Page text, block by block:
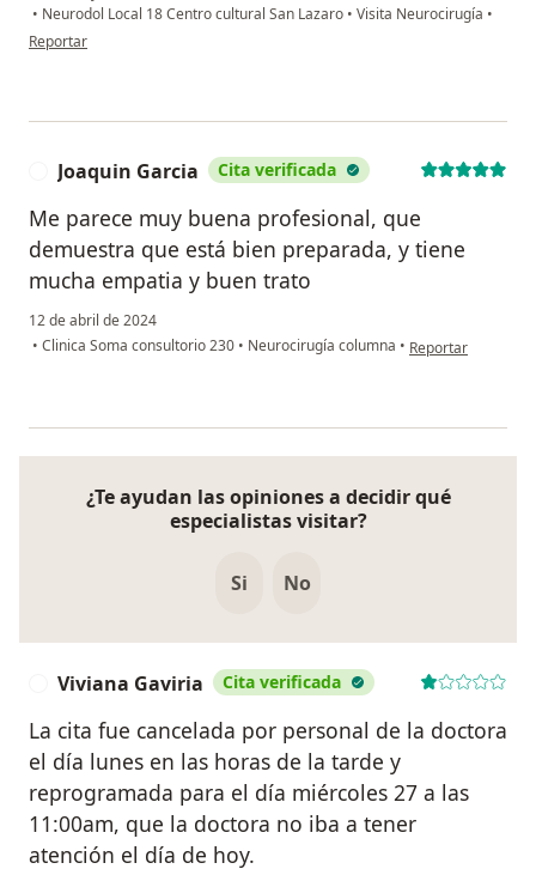
• Neurodol Local 18 Centro cultural San Lazaro • Visita Neurocirugía •
en opinión del usuario Cuenta eliminada
Reportar
Joaquin Garcia Cita verificada
Me parece muy buena profesional, que
demuestra que está bien preparada, y tiene
mucha empatia y buen trato
12 de abril de 2024
• Clinica Soma consultorio 230 • Neurocirugía columna • en opinión del
Reportar
¿Te ayudan las opiniones a decidir qué
especialistas visitar?
Si No
Viviana Gaviria Cita verificada
La cita fue cancelada por personal de la doctora
el día lunes en las horas de la tarde y
reprogramada para el día miércoles 27 a las
11:00am, que la doctora no iba a tener
atención el día de hoy.